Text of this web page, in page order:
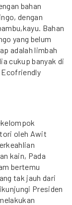
bahan
dengan
Bahan
yang belum
adalah limbah
cukup banyak di
Ecofriendly
oleh Awit
kain, Pada
bertemu
tak jauh dari
Presiden